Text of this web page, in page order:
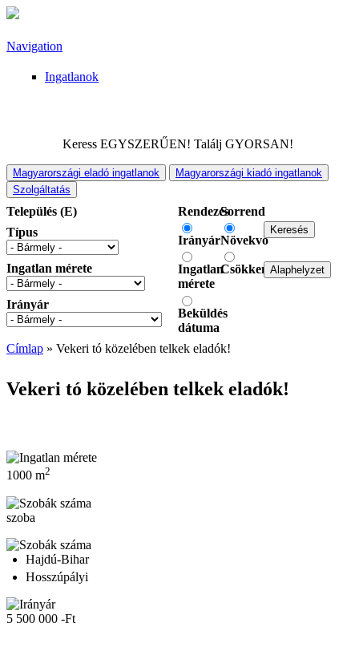
Ugrás a tartalomra
Navigation
Ingatlanok
Keress EGYSZERŰEN! Találj GYORSAN!
Magyarországi eladó ingatlanok
Magyarországi kiadó ingatlanok
Szolgáltatás
Település (E)
Típus
Ingatlan mérete
Irányár
Rendezés
Irányár
Ingatlan
mérete
Beküldés
dátuma
Sorrend
Növekvő
Csökkenő
Címlap » Vekeri tó közelében telkek eladók!
Vekeri tó közelében telkek eladók!
1000 m2
szoba
Hajdú-Bihar
Hosszúpályi
5 500 000 -Ft